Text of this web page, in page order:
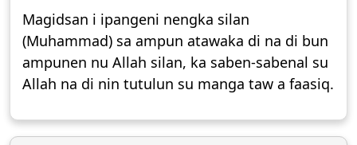
Magidsan i ipangeni nengka silan
(Muhammad) sa ampun atawaka di na di bun
ampunen nu Allah silan, ka saben-sabenal su
Allah na di nin tutulun su manga taw a faasiq.